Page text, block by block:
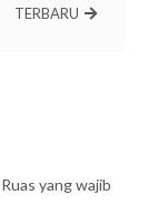
TERBARU
Ruas yang wajib